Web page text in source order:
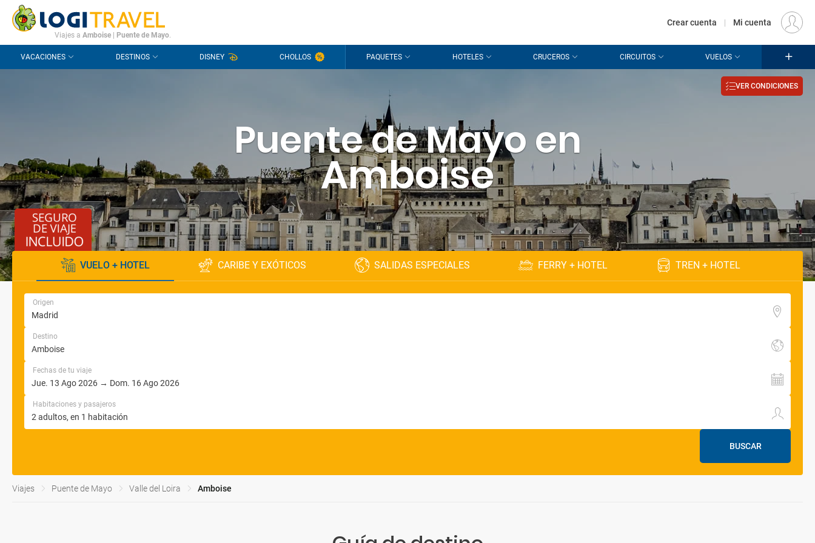
CONTACTO PREGUNTAS FRECUENTES EUR
Viajes a Amboise Puente de Mayo.
Crear cuenta | Mi cuenta
VACACIONES DESTINOS DISNEY CHOLLOS PAQUETES HOTELES CRUCEROS CIRCUITOS VUELOS
Puente de Mayo en
Amboise
VER CONDICIONES
VUELO + HOTEL CARIBE Y EXÓTICOS SALIDAS ESPECIALES FERRY + HOTEL TREN + HOTEL
Origen
Destino
Fechas de tu viaje
Habitaciones y pasajeros
BUSCAR
Viajes Puente de Mayo Valle del Loira Amboise